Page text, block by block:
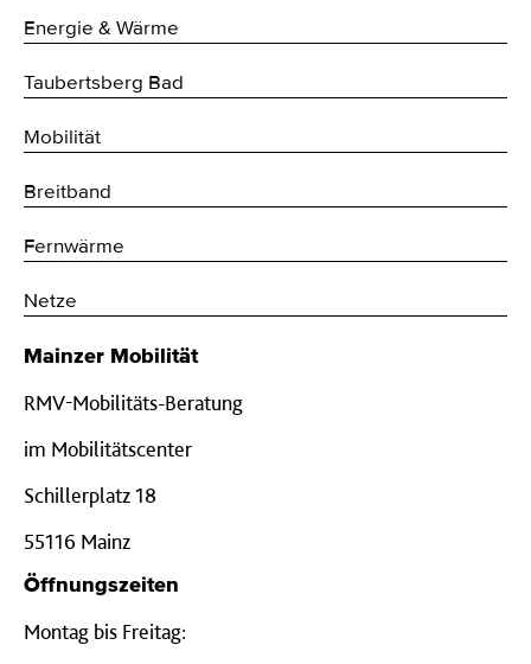
Energie & Wärme
Taubertsberg Bad
Mobilität
Breitband
Fernwärme
Netze
Mainzer Mobilität
RMV-Mobilitäts-Beratung
im Mobilitätscenter
Schillerplatz 18
55116 Mainz
Öffnungszeiten
Montag bis Freitag: